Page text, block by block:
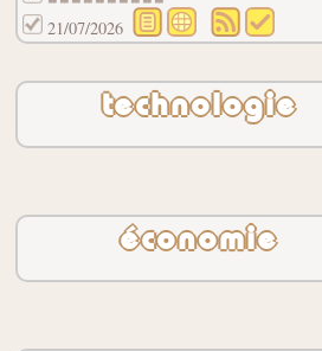
21/07/2026
technologie
économie